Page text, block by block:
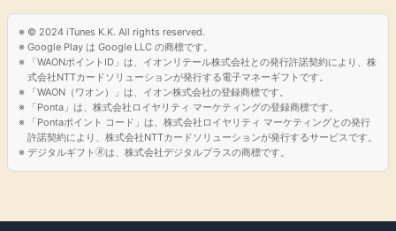
© 2024 iTunes K.K. All rights reserved.
Google Play は Google LLC の商標です。
「WAONポイントID」は、イオンリテール株式会社との発行許諾契約により、株
式会社NTTカードソリューションが発行する電子マネーギフトです。
「WAON（ワオン）」は、イオン株式会社の登録商標です。
「Ponta」は、株式会社ロイヤリティ マーケティングの登録商標です。
「Pontaポイント コード」は、株式会社ロイヤリティ マーケティングとの発行
許諾契約により、株式会社NTTカードソリューションが発行するサービスです。
デジタルギフト🄬は、株式会社デジタルプラスの商標です。